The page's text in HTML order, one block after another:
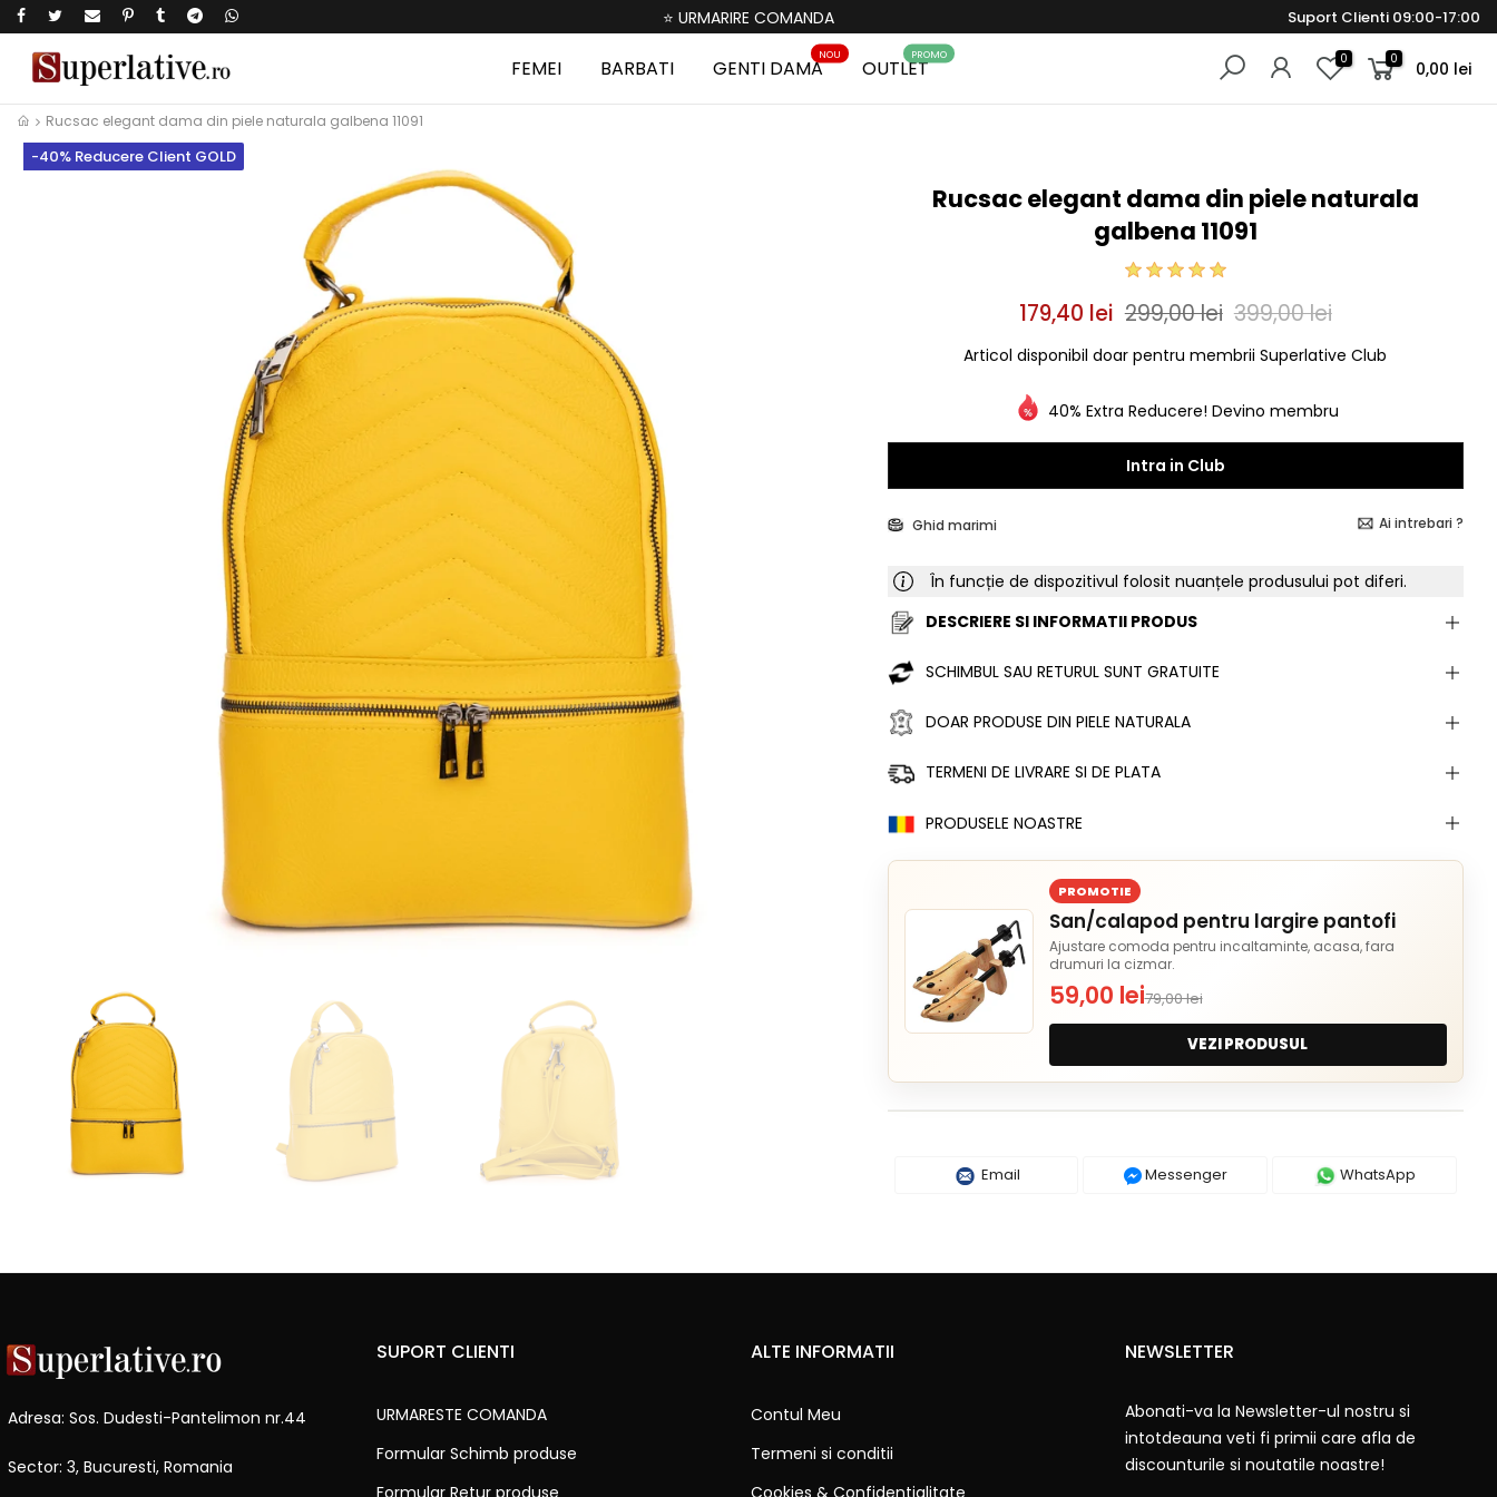
⭐ URMARIRE COMANDA Suport Clienti 09:00-17:00
FEMEI BARBATI GENTI DAMA
NOU
OUTLET
PROMO 0 0 0,00 lei
Rucsac elegant dama din piele naturala galbena 11091
-40% Reducere Client GOLD
Rucsac elegant dama din piele naturala
galbena 11091
179,40 lei 299,00 lei 399,00 lei
Articol disponibil doar pentru membrii Superlative Club
40% Extra Reducere! Devino membru
Intra in Club
Ghid marimi Ai intrebari ?
În funcție de dispozitivul folosit nuanțele produsului pot diferi.
DESCRIERE SI INFORMATII PRODUS
SCHIMBUL SAU RETURUL SUNT GRATUITE
DOAR PRODUSE DIN PIELE NATURALA
TERMENI DE LIVRARE SI DE PLATA
PRODUSELE NOASTRE
PROMOTIE
San/calapod pentru largire pantofi
Ajustare comoda pentru incaltaminte, acasa, fara
drumuri la cizmar.
59,00 lei79,00 lei
VEZI PRODUSUL
Email Messenger WhatsApp
Adresa: Sos. Dudesti-Pantelimon nr.44
Sector: 3, Bucuresti, Romania
SUPORT CLIENTI
URMARESTE COMANDA
Formular Schimb produse
ALTE INFORMATII
Contul Meu
Termeni si conditii
NEWSLETTER
Abonati-va la Newsletter-ul nostru si
intotdeauna veti fi primii care afla de
discounturile si noutatile noastre!